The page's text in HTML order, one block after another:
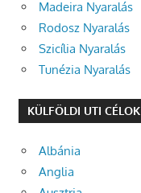
Madeira Nyaralás
Rodosz Nyaralás
Szicília Nyaralás
Tunézia Nyaralás
KÜLFÖLDI UTI CÉLOK
Albánia
Anglia